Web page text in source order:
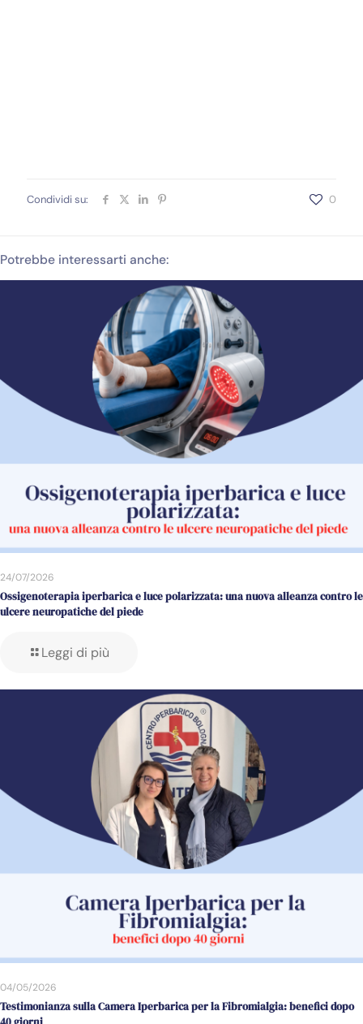
Condividi su: 0
Potrebbe interessarti anche:
24/07/2026
Ossigenoterapia iperbarica e luce polarizzata: una nuova alleanza contro le
ulcere neuropatiche del piede
Leggi di più
04/05/2026
Testimonianza sulla Camera Iperbarica per la Fibromialgia: benefici dopo